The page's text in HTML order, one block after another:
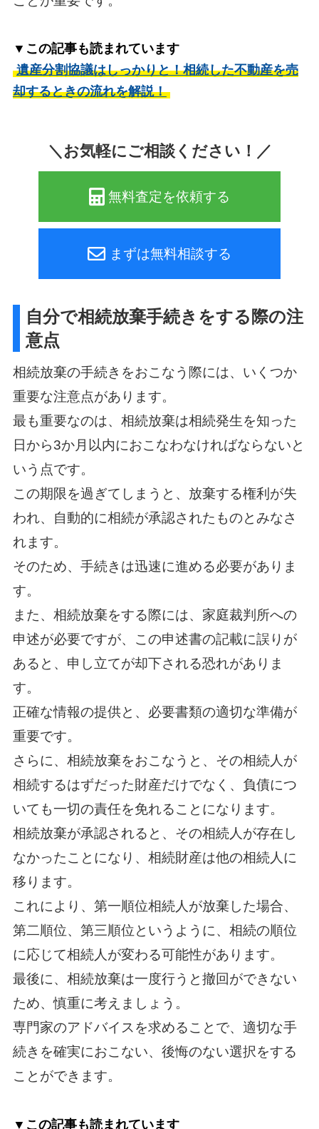
▼この記事も読まれています
遺産分割協議はしっかりと！相続した不動産を売
却するときの流れを解説！
＼お気軽にご相談ください！／
無料査定を依頼する
まずは無料相談する
自分で相続放棄手続きをする際の注
意点
相続放棄の手続きをおこなう際には、いくつか
重要な注意点があります。
最も重要なのは、相続放棄は相続発生を知った
日から3か月以内におこなわなければならないと
いう点です。
この期限を過ぎてしまうと、放棄する権利が失
われ、自動的に相続が承認されたものとみなさ
れます。
そのため、手続きは迅速に進める必要がありま
す。
また、相続放棄をする際には、家庭裁判所への
申述が必要ですが、この申述書の記載に誤りが
あると、申し立てが却下される恐れがありま
す。
正確な情報の提供と、必要書類の適切な準備が
重要です。
さらに、相続放棄をおこなうと、その相続人が
相続するはずだった財産だけでなく、負債につ
いても一切の責任を免れることになります。
相続放棄が承認されると、その相続人が存在し
なかったことになり、相続財産は他の相続人に
移ります。
これにより、第一順位相続人が放棄した場合、
第二順位、第三順位というように、相続の順位
に応じて相続人が変わる可能性があります。
最後に、相続放棄は一度行うと撤回ができない
ため、慎重に考えましょう。
専門家のアドバイスを求めることで、適切な手
続きを確実におこない、後悔のない選択をする
ことができます。
▼この記事も読まれています